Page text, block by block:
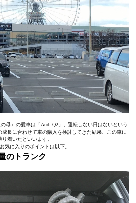
母）の愛車は「Audi Q2」。運転しない日はないという
長に合わせて車の購入を検討してきた結果、この車に
り着いたといいます。
気に入りのポイントは以下。
のトランク